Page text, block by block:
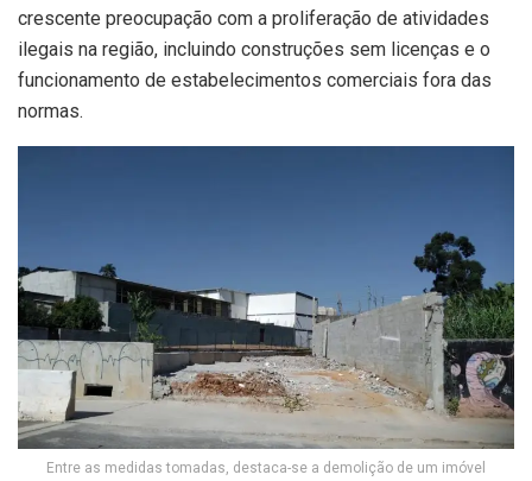
crescente preocupação com a proliferação de atividades
ilegais na região, incluindo construções sem licenças e o
funcionamento de estabelecimentos comerciais fora das
normas.
Entre as medidas tomadas, destaca-se a demolição de um imóvel